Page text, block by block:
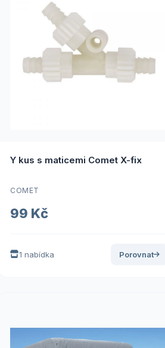
Y kus s maticemi Comet X-fix
COMET
99 Kč
1 nabídka Porovnat